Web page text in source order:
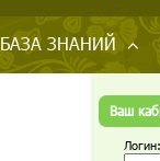
БАЗА ЗНАНИЙ
Ваш
Логин: